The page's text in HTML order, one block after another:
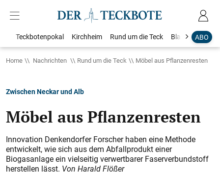
ABO
Teckbotenpokal Kirchheim Rund um die Teck Blaulicht
Home Nachrichten Rund um die Teck Möbel aus Pflanzenresten
Zwischen Neckar und Alb
Möbel aus Pflanzenresten
Innovation Denkendorfer Forscher haben eine Methode
entwickelt, wie sich aus dem Abfallprodukt einer
Biogasanlage ein vielseitig verwertbarer Faserverbundstoff
herstellen lässt. Von Harald Flößer